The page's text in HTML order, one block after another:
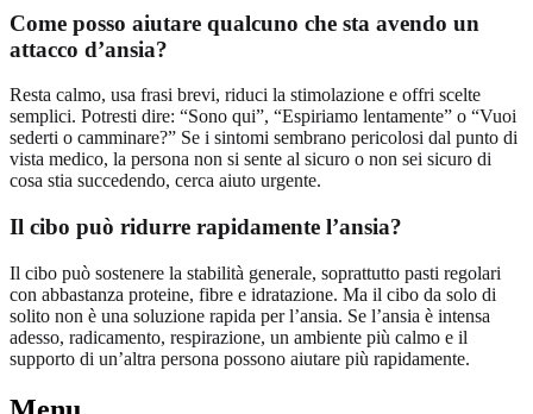
Come posso aiutare qualcuno che sta avendo un
attacco d’ansia?
Resta calmo, usa frasi brevi, riduci la stimolazione e offri scelte
semplici. Potresti dire: “Sono qui”, “Espiriamo lentamente” o “Vuoi
sederti o camminare?” Se i sintomi sembrano pericolosi dal punto di
vista medico, la persona non si sente al sicuro o non sei sicuro di
cosa stia succedendo, cerca aiuto urgente.
Il cibo può ridurre rapidamente l’ansia?
Il cibo può sostenere la stabilità generale, soprattutto pasti regolari
con abbastanza proteine, fibre e idratazione. Ma il cibo da solo di
solito non è una soluzione rapida per l’ansia. Se l’ansia è intensa
adesso, radicamento, respirazione, un ambiente più calmo e il
supporto di un’altra persona possono aiutare più rapidamente.